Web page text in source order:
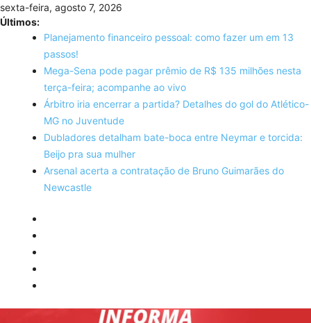
Skip
to
content
sexta-feira, agosto 7, 2026
Últimos:
Planejamento financeiro pessoal: como fazer um em 13
passos!
Mega-Sena pode pagar prêmio de R$ 135 milhões nesta
terça-feira; acompanhe ao vivo
Árbitro iria encerrar a partida? Detalhes do gol do Atlético-
MG no Juventude
Dubladores detalham bate-boca entre Neymar e torcida:
Beijo pra sua mulher
Arsenal acerta a contratação de Bruno Guimarães do
Newcastle